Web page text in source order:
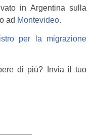
in Argentina sulla
ad Montevideo.
per la migrazione
di più? Invia il tuo